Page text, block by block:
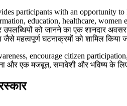
participants with an opportunity to
education, healthcare,
उपलब्धियों को जानने का एक शानदार
महत्वपूर्ण घटनाक्रमों को शामिल किया
encourage citizen
और एक मजबूत, समावेशी और भविष्य के